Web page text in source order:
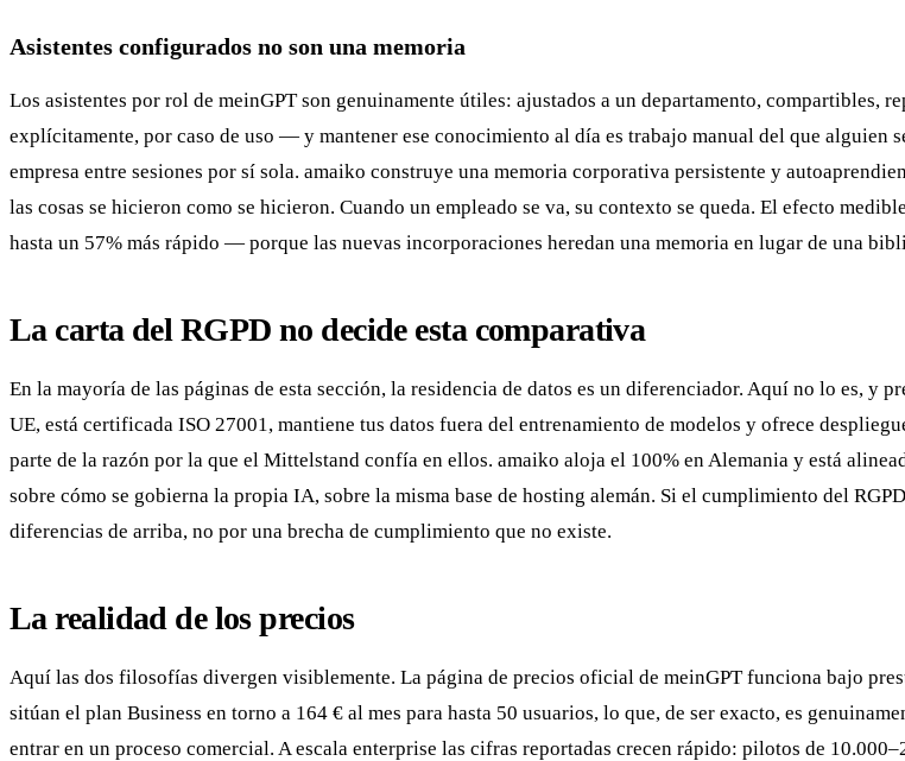
Asistentes configurados no son una memoria
Los asistentes por rol de meinGPT son genuinamente útiles: ajustados a un departamento, compartibles,
explícitamente, por caso de uso — y mantener ese conocimiento al día es trabajo manual del que alguien
empresa entre sesiones por sí sola. amaiko construye una memoria corporativa persistente y
las cosas se hicieron como se hicieron. Cuando un empleado se va, su contexto se queda. El efecto
hasta un 57% más rápido — porque las nuevas incorporaciones heredan una memoria en lugar de una
La carta del RGPD no decide esta comparativa
En la mayoría de las páginas de esta sección, la residencia de datos es un diferenciador. Aquí no lo es, y
UE, está certificada ISO 27001, mantiene tus datos fuera del entrenamiento de modelos y ofrece
parte de la razón por la que el Mittelstand confía en ellos. amaiko aloja el 100% en Alemania y está
sobre cómo se gobierna la propia IA, sobre la misma base de hosting alemán. Si el cumplimiento del
diferencias de arriba, no por una brecha de cumplimiento que no existe.
La realidad de los precios
Aquí las dos filosofías divergen visiblemente. La página de precios oficial de meinGPT funciona bajo
sitúan el plan Business en torno a 164 € al mes para hasta 50 usuarios, lo que, de ser exacto, es
entrar en un proceso comercial. A escala enterprise las cifras reportadas crecen rápido: pilotos de